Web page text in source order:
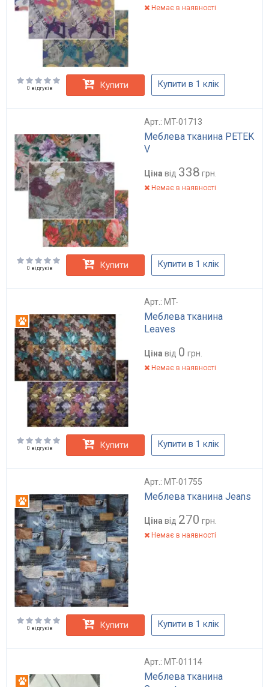
Немає в наявності
0 відгуків Купити Купити в 1 клік
Арт.: MT-01713
Меблева тканина PETEK
V
Ціна від 338 грн.
Немає в наявності
0 відгуків Купити Купити в 1 клік
Арт.: MT-
Меблева тканина
Leaves
Антикіготь
Ціна від 0 грн.
Немає в наявності
0 відгуків Купити Купити в 1 клік
Арт.: MT-01755
Меблева тканина Jeans
Антикіготь
Ціна від 270 грн.
Немає в наявності
0 відгуків Купити Купити в 1 клік
Арт.: MT-01114
Меблева тканина
Антикіготь